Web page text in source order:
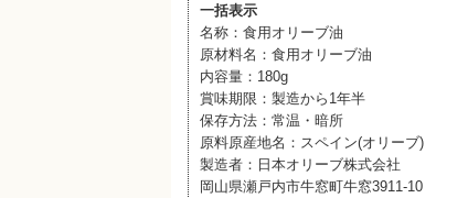
一括表示
名称：食用オリーブ油
原材料名：食用オリーブ油
内容量：180g
賞味期限：製造から1年半
保存方法：常温・暗所
原料原産地名：スペイン(オリーブ)
製造者：日本オリーブ株式会社
岡山県瀬戸内市牛窓町牛窓3911-10